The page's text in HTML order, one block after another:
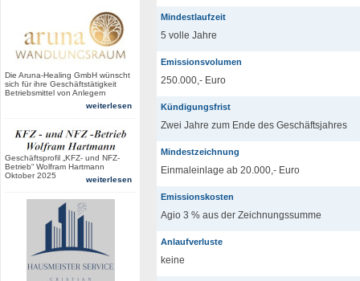
Die Aruna-Healing GmbH wünscht
sich für ihre Geschäftstätigkeit
Betriebsmittel von Anlegern
weiterlesen
Geschäftsprofil „KFZ- und NFZ-
Betrieb“ Wolfram Hartmann
Oktober 2025
weiterlesen
Mindestlaufzeit
5 volle Jahre
Emissionsvolumen
250.000,- Euro
Kündigungsfrist
Zwei Jahre zum Ende des Geschäftsjahres
Mindestzeichnung
Einmaleinlage ab 20.000,- Euro
Emissionskosten
Agio 3 % aus der Zeichnungssumme
Anlaufverluste
keine